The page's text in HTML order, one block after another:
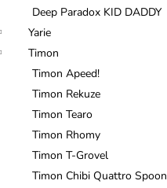
Deep Paradox KID DADDY
Yarie
Timon
Timon Apeed!
Timon Rekuze
Timon Tearo
Timon Rhomy
Timon T-Grovel
Timon Chibi Quattro Spoon